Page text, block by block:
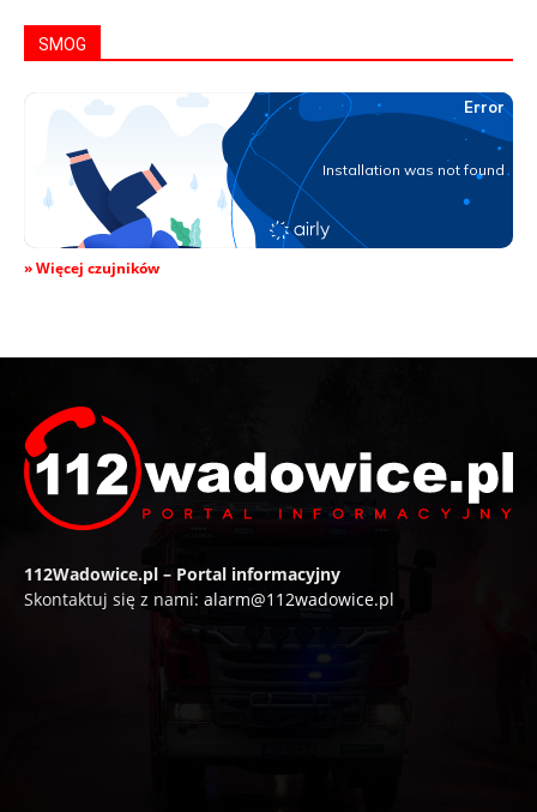
SMOG
» Więcej czujników
112Wadowice.pl – Portal informacyjny
Skontaktuj się z nami: alarm@112wadowice.pl